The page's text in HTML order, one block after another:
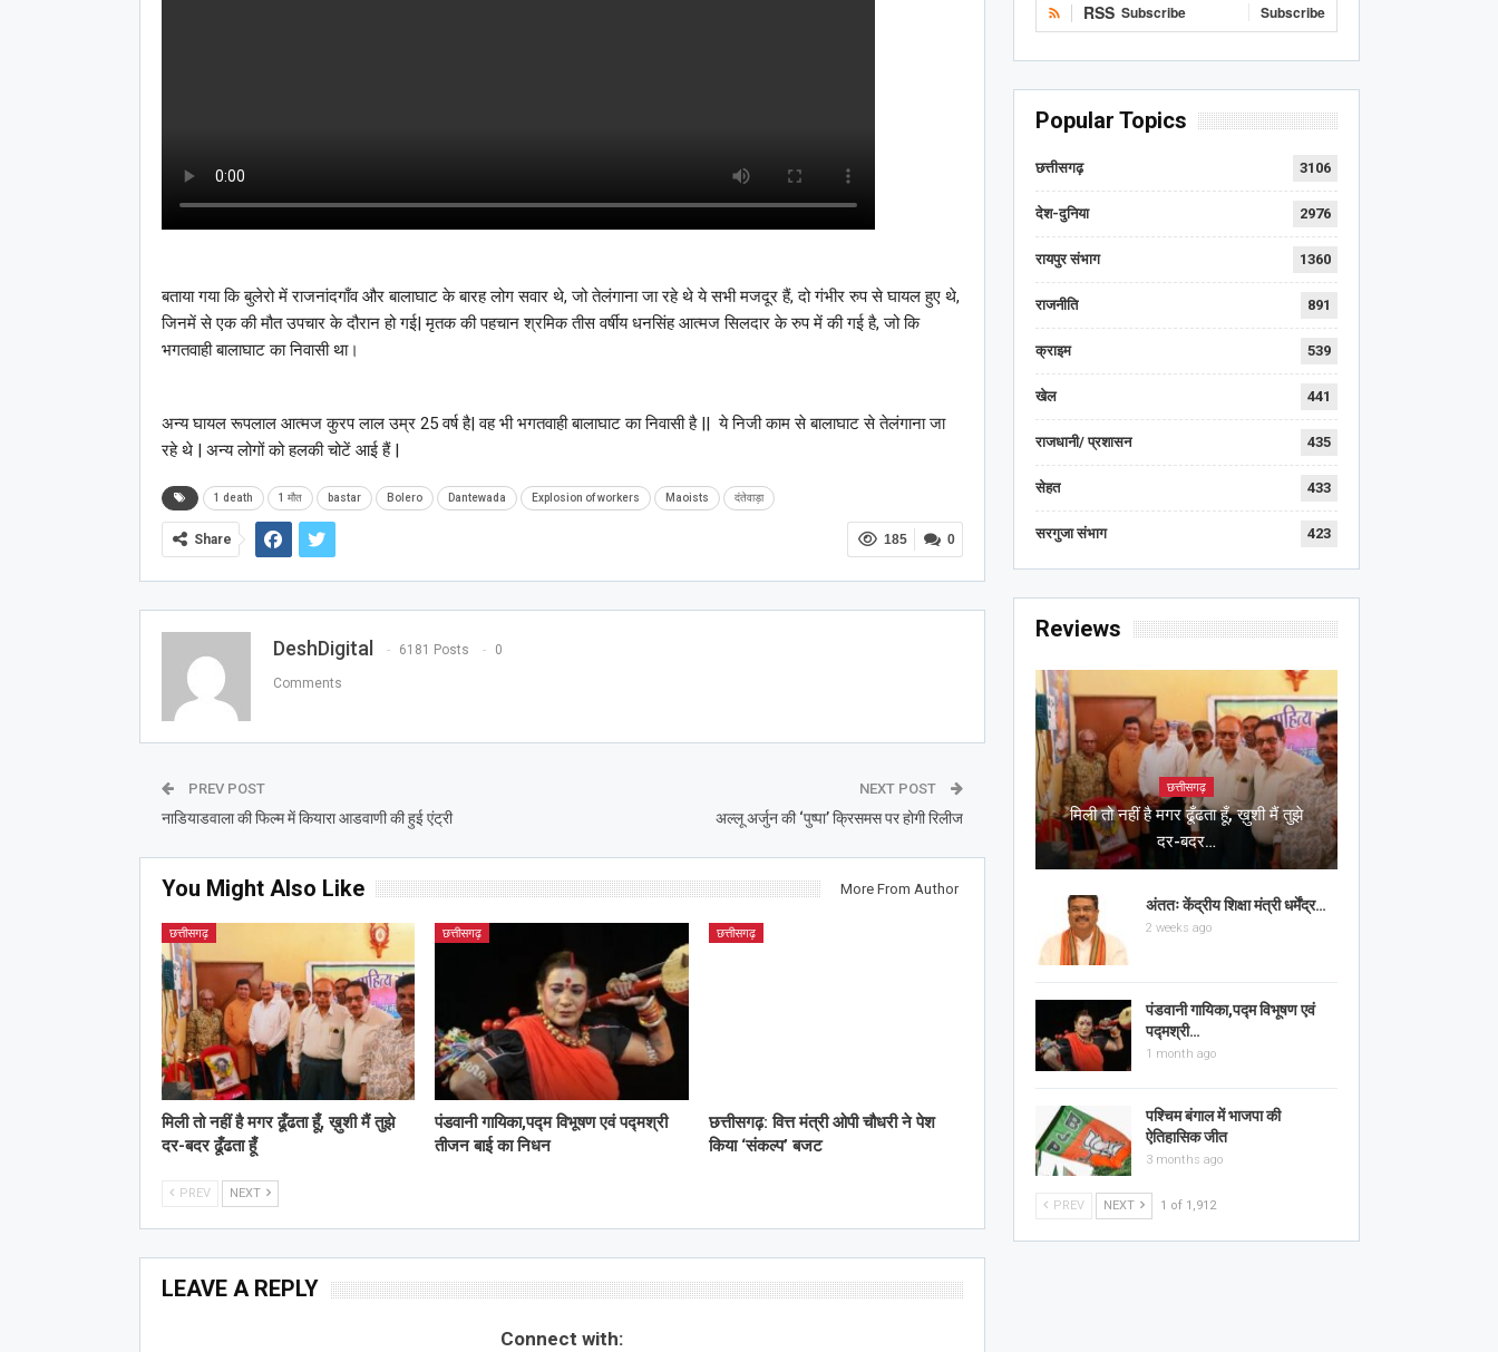
बताया गया कि बुलेरो में राजनांदगाँव और बालाघाट के बारह लोग सवार थे, जो तेलंगाना जा रहे थे ये सभी मजदूर हैं, दो गंभीर रुप से घायल हुए थे,
जिनमें से एक की मौत उपचार के दौरान हो गई| मृतक की पहचान श्रमिक तीस वर्षीय धनसिंह आत्मज सिलदार के रुप में की गई है, जो कि
भगतवाही बालाघाट का निवासी था।
अन्य घायल रूपलाल आत्मज कुरप लाल उम्र 25 वर्ष है| वह भी भगतवाही बालाघाट का निवासी है || ये निजी काम से बालाघाट से तेलंगाना जा
रहे थे | अन्य लोगों को हलकी चोटें आई हैं |
1 death 1 मौत bastar Bolero Dantewada Explosion of workers Maoists दंतेवाड़ा
0
185
Share
DeshDigital 6181 Posts 0
Comments
PREV POST
नाडियाडवाला की फिल्म में कियारा आडवाणी की हुई एंट्री
NEXT POST
अल्लू अर्जुन की ‘पुष्पा’ क्रिसमस पर होगी रिलीज
You Might Also Like More From Author
छत्तीसगढ़
मिली तो नहीं है मगर ढूँढता हूँ, ख़ुशी मैं तुझे
दर-बदर ढूँढता हूँ
छत्तीसगढ़
पंडवानी गायिका,पद्म विभूषण एवं पद्मश्री
तीजन बाई का निधन
छत्तीसगढ़
छत्तीसगढ़: वित्त मंत्री ओपी चौधरी ने पेश
किया ‘संकल्प’ बजट
PREV NEXT
LEAVE A REPLY
Connect with:
RSS Subscribe Subscribe
Popular Topics
छत्तीसगढ़ 3106
देश-दुनिया 2976
रायपुर संभाग 1360
राजनीति 891
क्राइम 539
खेल 441
राजधानी/ प्रशासन 435
सेहत 433
सरगुजा संभाग 423
Reviews
छत्तीसगढ़
मिली तो नहीं है मगर ढूँढता हूँ, ख़ुशी मैं तुझे
दर-बदर…
अंततः केंद्रीय शिक्षा मंत्री धर्मेंद्र…
2 weeks ago
पंडवानी गायिका,पद्म विभूषण एवं
पद्मश्री…
1 month ago
पश्चिम बंगाल में भाजपा की
ऐतिहासिक जीत
3 months ago
PREV NEXT 1 of 1,912